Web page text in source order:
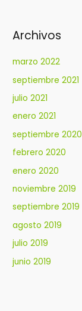
Archivos
marzo 2022
septiembre 2021
julio 2021
enero 2021
septiembre 2020
febrero 2020
enero 2020
noviembre 2019
septiembre 2019
agosto 2019
julio 2019
junio 2019